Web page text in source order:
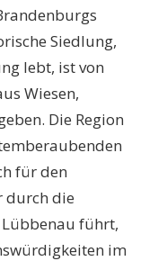
Siedlung,
lebt, ist von
Wiesen,
Die Region
für den
durch die
führt,
im